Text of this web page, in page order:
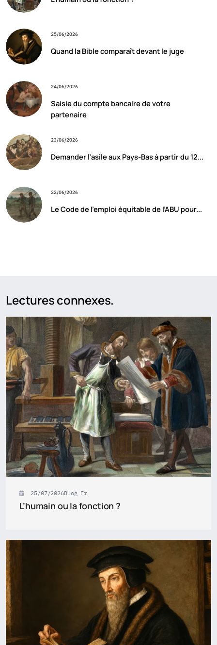
25/06/2026
Quand la Bible comparaît devant le juge
24/06/2026
Saisie du compte bancaire de votre
partenaire
23/06/2026
Demander l’asile aux Pays-Bas à partir du 12...
22/06/2026
Le Code de l’emploi équitable de l’ABU pour...
Lectures connexes.
25/07/2026Blog Fr
L’humain ou la fonction ?